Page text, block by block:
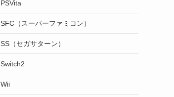
PSVita
SFC（スーパーファミコン）
SS（セガサターン）
Switch2
Wii